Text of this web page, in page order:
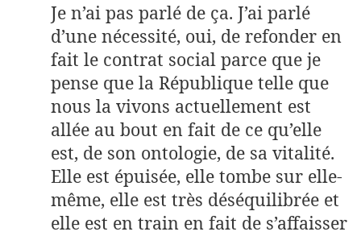
Je n’ai pas parlé de ça. J’ai parlé
d’une nécessité, oui, de refonder en
fait le contrat social parce que je
pense que la République telle que
nous la vivons actuellement est
allée au bout en fait de ce qu’elle
est, de son ontologie, de sa vitalité.
Elle est épuisée, elle tombe sur elle-
même, elle est très déséquilibrée et
elle est en train en fait de s’affaisser